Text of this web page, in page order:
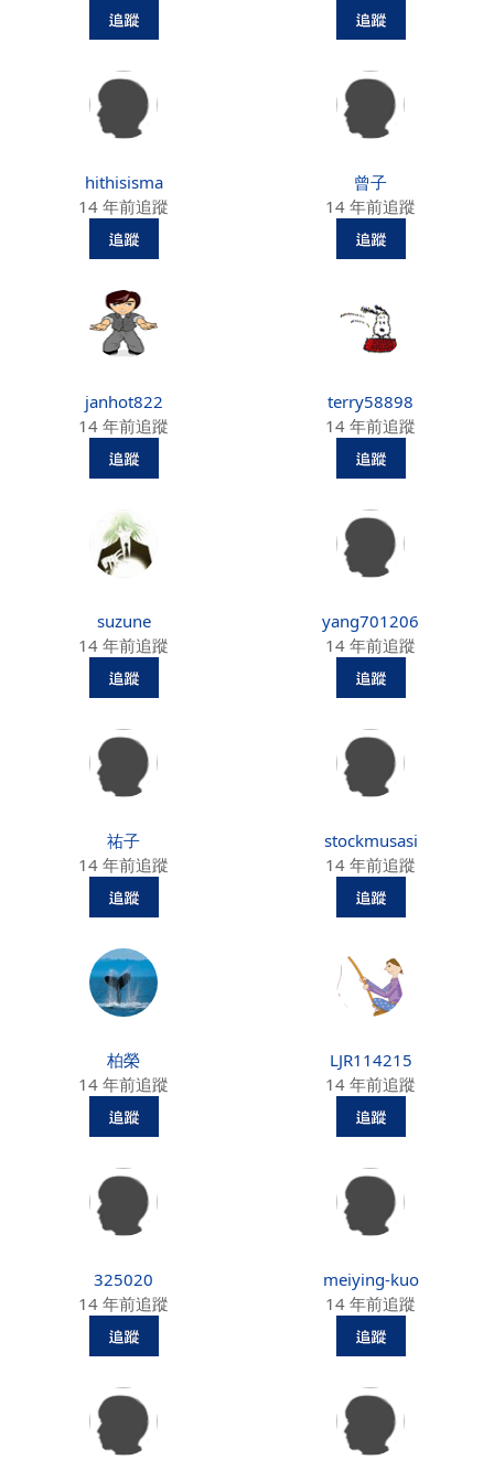
hithisisma
14 年前追蹤
曾子
14 年前追蹤
janhot822
14 年前追蹤
terry58898
14 年前追蹤
suzune
14 年前追蹤
yang701206
14 年前追蹤
祐子
14 年前追蹤
stockmusasi
14 年前追蹤
柏榮
14 年前追蹤
LJR114215
14 年前追蹤
325020
14 年前追蹤
meiying-kuo
14 年前追蹤